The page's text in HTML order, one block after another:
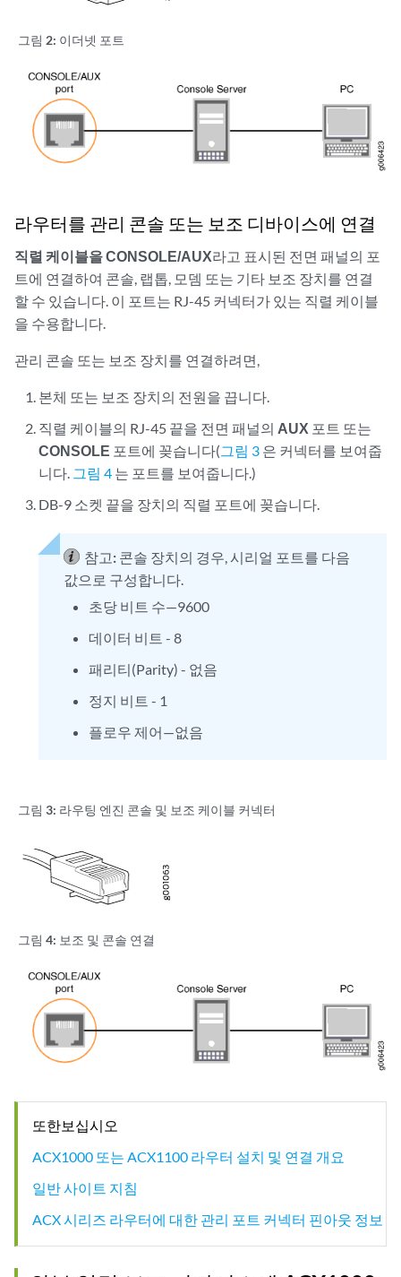
그림 2: 이더넷 포트
라우터를 관리 콘솔 또는 보조 디바이스에 연결
직렬 케이블을 CONSOLE/AUX라고 표시된 전면 패널의 포
트에 연결하여 콘솔, 랩톱, 모뎀 또는 기타 보조 장치를 연결
할 수 있습니다. 이 포트는 RJ-45 커넥터가 있는 직렬 케이블
을 수용합니다.
관리 콘솔 또는 보조 장치를 연결하려면,
본체 또는 보조 장치의 전원을 끕니다.
직렬 케이블의 RJ-45 끝을 전면 패널의 AUX 포트 또는
CONSOLE 포트에 꽂습니다(그림 3 은 커넥터를 보여줍
니다. 그림 4 는 포트를 보여줍니다.)
DB-9 소켓 끝을 장치의 직렬 포트에 꽂습니다.
참고: 콘솔 장치의 경우, 시리얼 포트를 다음
값으로 구성합니다.
초당 비트 수—9600
데이터 비트 - 8
패리티(Parity) - 없음
정지 비트 - 1
플로우 제어—없음
그림 3: 라우팅 엔진 콘솔 및 보조 케이블 커넥터
그림 4: 보조 및 콘솔 연결
또한보십시오
ACX1000 또는 ACX1100 라우터 설치 및 연결 개요
일반 사이트 지침
ACX 시리즈 라우터에 대한 관리 포트 커넥터 핀아웃 정보